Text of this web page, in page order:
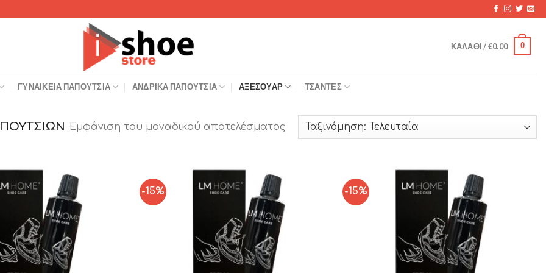
ΚΑΛΆΘΙ /€0.00 0
ΓΥΝΑΙΚΕΊΑ ΠΑΠΟΎΤΣΙΑ ΑΝΔΡΙΚΆ ΠΑΠΟΎΤΣΙΑ ΑΞΕΣΟΥΆΡ ΤΣΆΝΤΕΣ
Εμφάνιση του μοναδικού αποτελέσματος
-15% -15%